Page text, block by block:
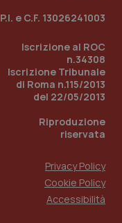
P.I. e C.F. 13026241003
Iscrizione al ROC
n.34308
Iscrizione Tribunale
di Roma n.115/2013
del 22/05/2013
Riproduzione
riservata
Privacy Policy
Cookie Policy
Accessibilità